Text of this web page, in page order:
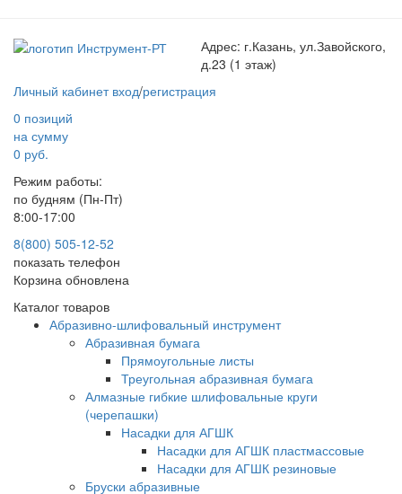
Адрес: г.Казань, ул.Завойского,
д.23 (1 этаж)
Личный кабинет вход/регистрация
0 позиций
на сумму
0 руб.
Режим работы:
по будням (Пн-Пт)
8:00-17:00
8(800) 505-12-52
показать телефон
Корзина обновлена
Каталог товаров
Абразивно-шлифовальный инструмент
Абразивная бумага
Прямоугольные листы
Треугольная абразивная бумага
Алмазные гибкие шлифовальные круги
(черепашки)
Насадки для АГШК
Насадки для АГШК пластмассовые
Насадки для АГШК резиновые
Бруски абразивные